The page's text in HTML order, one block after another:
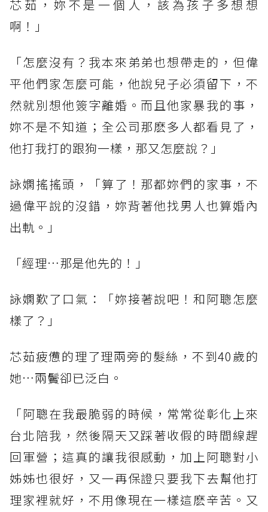
芯茹，妳不是一個人，該為孩子多想想
啊！」
「怎麼沒有？我本來弟弟也想帶走的，但偉
平他們家怎麼可能，他說兒子必須留下，不
然就別想他簽字離婚。而且他家暴我的事，
妳不是不知道；全公司那麽多人都看見了，
他打我打的跟狗一樣，那又怎麼說？」
詠嫻搖搖頭，「算了！那都妳們的家事，不
過偉平說的沒錯，妳背著他找男人也算婚內
出軌。」
「經理…那是他先的！」
詠嫻歎了口氣：「妳接著說吧！和阿聰怎麼
樣了？」
芯茹疲憊的理了理兩旁的髮絲，不到40歲的
她…兩鬢卻已泛白。
「阿聰在我最脆弱的時候，常常從彰化上來
台北陪我，然後隔天又踩著收假的時間線趕
回軍營；這真的讓我很感動，加上阿聰對小
姊姊也很好，又一再保證只要我下去幫他打
理家裡就好，不用像現在一樣這麽辛苦。又